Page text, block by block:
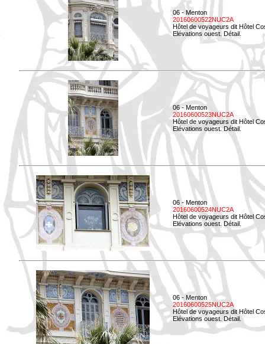
06 - Menton
20160600522NUC2A
Hôtel de voyageurs dit Hôtel
Elévations ouest. Détail.
06 - Menton
20160600523NUC2A
Hôtel de voyageurs dit Hôtel
Elévations ouest. Détail.
06 - Menton
20160600524NUC2A
Hôtel de voyageurs dit Hôtel
Elévations ouest. Détail.
06 - Menton
20160600525NUC2A
Hôtel de voyageurs dit Hôtel
Elévations ouest. Détail.